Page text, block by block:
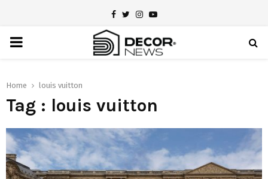
Facebook
TwitterInstagram
Youtube
PRIMARY
Home louis vuitton
Tag : louis vuitton